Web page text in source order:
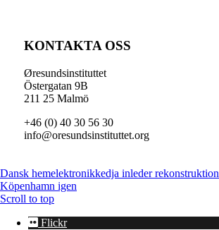
KONTAKTA OSS
Øresundsinstituttet
Östergatan 9B
211 25 Malmö
+46 (0) 40 30 56 30
info@oresundsinstituttet.org
Dansk hemelektronikkedja inleder rekonstruktion
Köpenhamn igen
Scroll to top
Flickr